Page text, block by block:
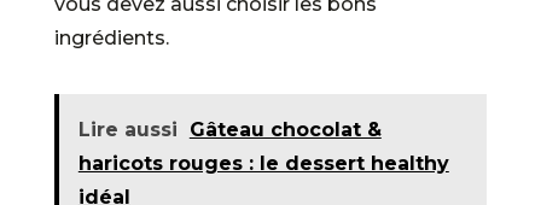
ingrédients.
Lire aussi
Gâteau chocolat &
haricots rouges : le dessert healthy
idéal